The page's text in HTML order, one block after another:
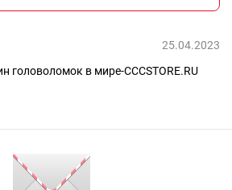
25.04.2023
головоломок в мире-CCCSTORE.RU